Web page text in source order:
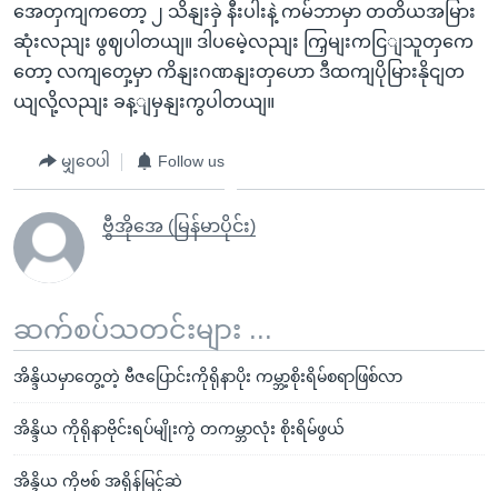
အေတှကျကတော့ ၂ သိနျးခှဲ နီးပါးနဲ့ ကမ်ဘာမှာ တတိယအမြား
ဆုံးလညျး ဖွဈပါတယျ။ ဒါပမေဲ့လညျး ကြှမျးကငြျသူတှကေ
တော့ လကျတှေ့မှာ ကိနျးဂဏနျးတှဟော ဒီထကျပိုမြားနိုငျတ
ယျလို့လညျး ခန့ျမှနျးကွပါတယျ။
မျှဝေပါ Follow us
ဗွီအိုအေ (မြန်မာပိုင်း)
ဆက်စပ်သတင်းများ ...
အိန္ဒိယမှာတွေ့တဲ့ ဗီဇပြောင်းကိုရိုနာပိုး ကမ္ဘာ့စိုးရိမ်စရာဖြစ်လာ
အိန္ဒိယ ကိုရိုနာဗိုင်းရပ်မျိုးကွဲ တကမ္ဘာလုံး စိုးရိမ်ဖွယ်
အိန္ဒိယ ကိုဗစ် အရှိန်မြင့်ဆဲ